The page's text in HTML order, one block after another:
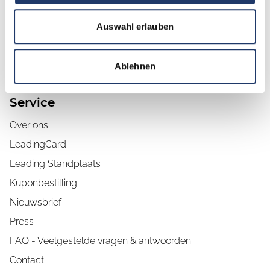
Auswahl erlauben
Ablehnen
Service
Over ons
LeadingCard
Leading Standplaats
Kuponbestilling
Nieuwsbrief
Press
FAQ - Veelgestelde vragen & antwoorden
Contact
bonussen.
LeadingCard bestellen
Meer informatie